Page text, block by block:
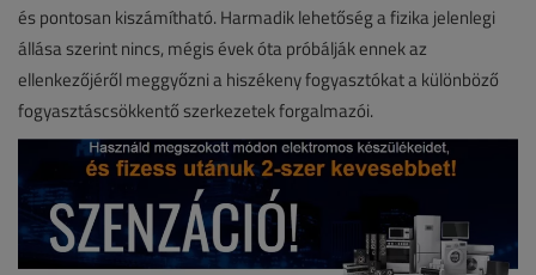
és pontosan kiszámítható. Harmadik lehetőség a fizika jelenlegi
állása szerint nincs, mégis évek óta próbálják ennek az
ellenkezőjéről meggyőzni a hiszékeny fogyasztókat a különböző
fogyasztáscsökkentő szerkezetek forgalmazói.